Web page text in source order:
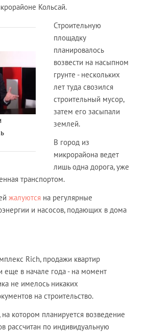
Кольсай.
Строительную
площадку
планировалось
возвести на насыпном
грунте - нескольких
лет туда свозился
строительный мусор,
затем его засыпали
землей.
В город из
микрорайона ведет
лишь одна дорога, уже
транспортом.
жалуются на регулярные
и насосов, подающих в дома
Rich, продажи квартир
еще в начале года - на момент
не имелось никаких
на строительство.
котором планируется возведение
рассчитан по индивидуальную